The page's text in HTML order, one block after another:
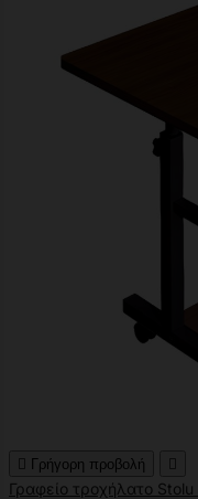
 Γρήγορη προβολή 
Γραφείο τροχήλατο